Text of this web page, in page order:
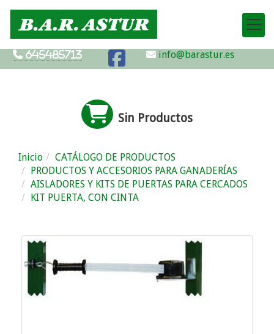
645485713 info@barastur.es
Sin Productos
Inicio
CATÁLOGO DE PRODUCTOS
PRODUCTOS Y ACCESORIOS PARA GANADERÍAS
AISLADORES Y KITS DE PUERTAS PARA CERCADOS
KIT PUERTA, CON CINTA